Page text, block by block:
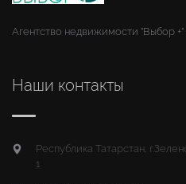
Агентство недвижимости "Выбор +"
Наши контакты
Республика Татарстан,
1